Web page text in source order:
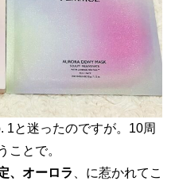
1と迷ったのですが。10周
ことで。
、オーロラ
、に惹かれてこ